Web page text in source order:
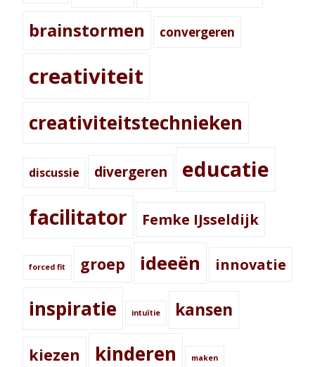
brainstormen convergeren
creativiteit
creativiteitstechnieken
discussie divergeren
educatie
facilitator
Femke IJsseldijk
forced fit groep ideeën innovatie
inspiratie intuïtie kansen
kiezen kinderen maken